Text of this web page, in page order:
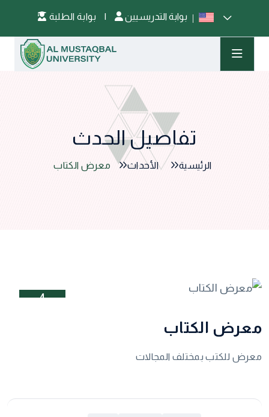
| بوابة التدريسيين
تفاصيل الحدث
الرئيسية الأحداث معرض الكتاب
4
معرض الكتاب
معرض للكتب بمختلف المجالات